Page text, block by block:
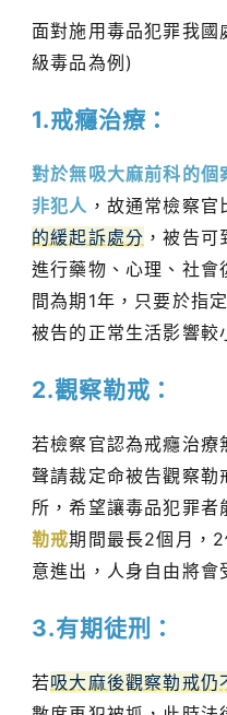
面對施用毒品犯罪我
級毒品為例)
1.戒癮治療：
對於無吸大麻前科的個
非犯人 ，故通常檢察
的緩起訴處分 ，被告
進行藥物、心理、社會
間為期1年，只要於指
被告的正常生活影響較
2.觀察勒戒：
若檢察官認為戒癮治療
聲請裁定命被告觀察勒
所，希望讓毒品犯罪者
勒戒期間最長2個月，
意進出，人身自由將會
3.有期徒刑：
若吸大麻後觀察勒戒仍